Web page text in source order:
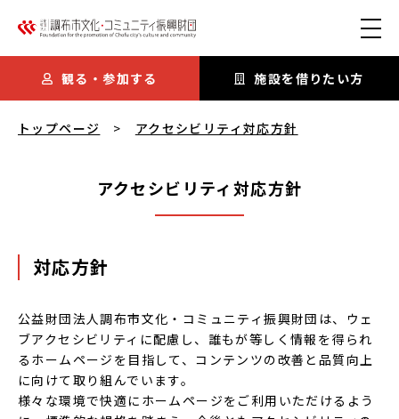
観る・参加する 施設を借りたい方
トップページ アクセシビリティ対応方針
アクセシビリティ対応方針
対応方針
公益財団法人調布市文化・コミュニティ振興財団は、ウェ
ブアクセシビリティに配慮し、誰もが等しく情報を得られ
るホームページを目指して、コンテンツの改善と品質向上
に向けて取り組んでいます。
様々な環境で快適にホームページをご利用いただけるよう
アクセシビリティ対応方針を閲覧中